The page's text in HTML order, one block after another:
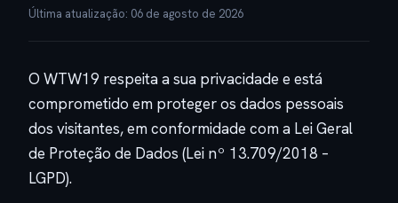
Última atualização: 06 de agosto de 2026
O WTW19 respeita a sua privacidade e está
comprometido em proteger os dados pessoais
dos visitantes, em conformidade com a Lei Geral
de Proteção de Dados (Lei nº 13.709/2018 –
LGPD).